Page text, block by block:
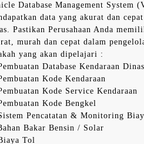
Database Management System
data yang akurat dan
Pastikan Perusahaan Anda
murah dan cepat dalam
yang akan dipelajari :
Database Kendaraan Dinas
Kode Kendaraan
Kode Service Kendaraan
Kode Bengkel
Pencatatan & Monitoring
Bakar Bensin / Solar
Tol